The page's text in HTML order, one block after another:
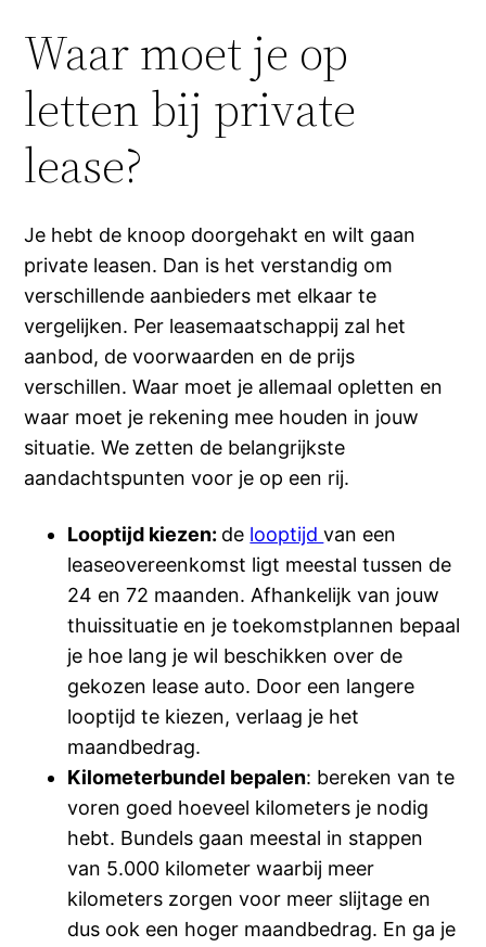
Waar moet je op
letten bij private
lease?
Je hebt de knoop doorgehakt en wilt gaan
private leasen. Dan is het verstandig om
verschillende aanbieders met elkaar te
vergelijken. Per leasemaatschappij zal het
aanbod, de voorwaarden en de prijs
verschillen. Waar moet je allemaal opletten en
waar moet je rekening mee houden in jouw
situatie. We zetten de belangrijkste
aandachtspunten voor je op een rij.
Looptijd kiezen: de looptijdvan een
leaseovereenkomst ligt meestal tussen de
24 en 72 maanden. Afhankelijk van jouw
thuissituatie en je toekomstplannen bepaal
je hoe lang je wil beschikken over de
gekozen lease auto. Door een langere
looptijd te kiezen, verlaag je het
maandbedrag.
Kilometerbundel bepalen: bereken van te
voren goed hoeveel kilometers je nodig
hebt. Bundels gaan meestal in stappen
van 5.000 kilometer waarbij meer
kilometers zorgen voor meer slijtage en
dus ook een hoger maandbedrag. En ga je